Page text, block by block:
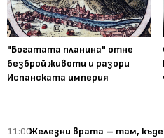
"Богатата планина" отне
безброй животи и разори
Испанската империя
11:00Железни врата – там,